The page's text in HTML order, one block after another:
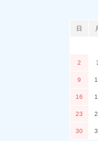
日
2
9
16
23
30